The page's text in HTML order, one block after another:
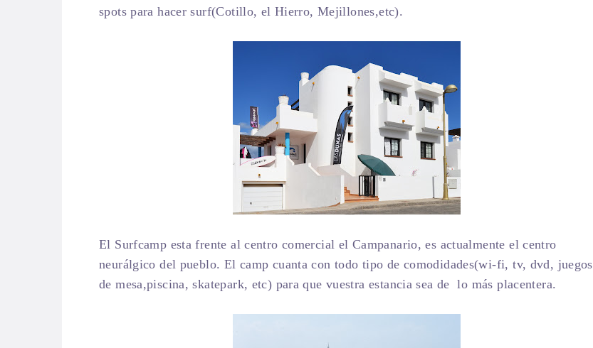
spots para hacer surf(Cotillo, el Hierro, Mejillones,etc).
El Surfcamp esta frente al centro comercial el Campanario, es actualmente el centro
neurálgico del pueblo. El camp cuanta con todo tipo de comodidades(wi-fi, tv, dvd, juegos
de mesa,piscina, skatepark, etc) para que vuestra estancia sea de lo más placentera.